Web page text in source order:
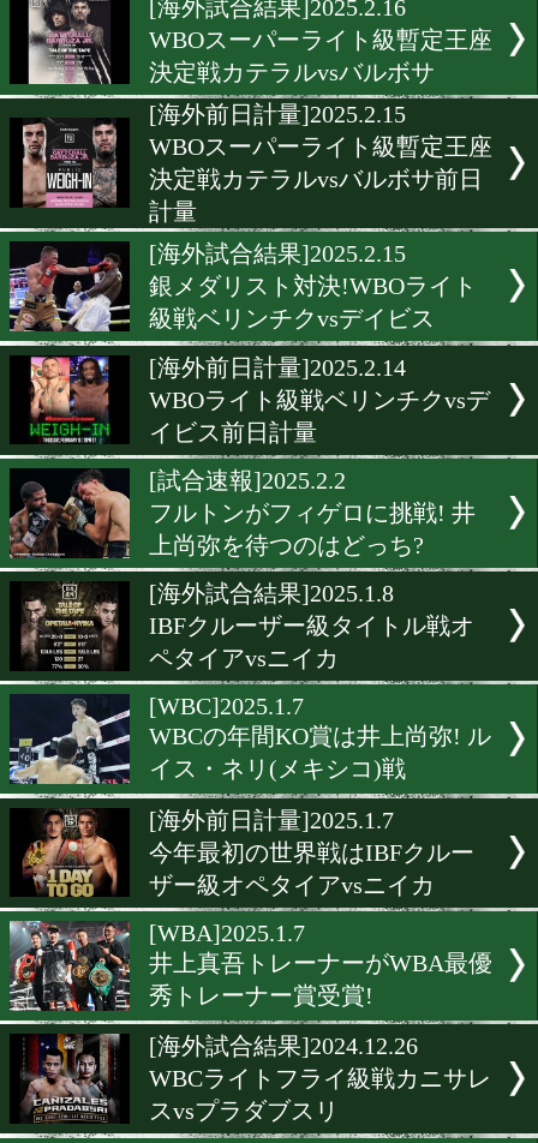
[海外前日計量]2025.2.22
世界4団体ライトヘビー級
戦ベテルビエフvsビボル2
[WBCベルト]2025.2.20
WBCが青いベルトを用意!
トヘビー級世界4団体戦
[海外試合結果]2025.2.16
WBOスーパーライト級暫
決定戦カテラルvsバルボサ
[海外前日計量]2025.2.15
WBOスーパーライト級暫
決定戦カテラルvsバルボサ
計量
[海外試合結果]2025.2.15
銀メダリスト対決!WBOラ
級戦ベリンチクvsデイビス
[海外前日計量]2025.2.14
WBOライト級戦ベリンチ
イビス前日計量
[試合速報]2025.2.2
フルトンがフィゲロに挑戦
上尚弥を待つのはどっち?
[海外試合結果]2025.1.8
IBFクルーザー級タイトル
ペタイアvsニイカ